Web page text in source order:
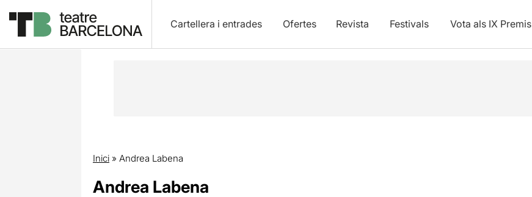
Cartellera i entrades Ofertes Revista Festivals Vota als IX Premis
Inici» Andrea Labena
Andrea Labena